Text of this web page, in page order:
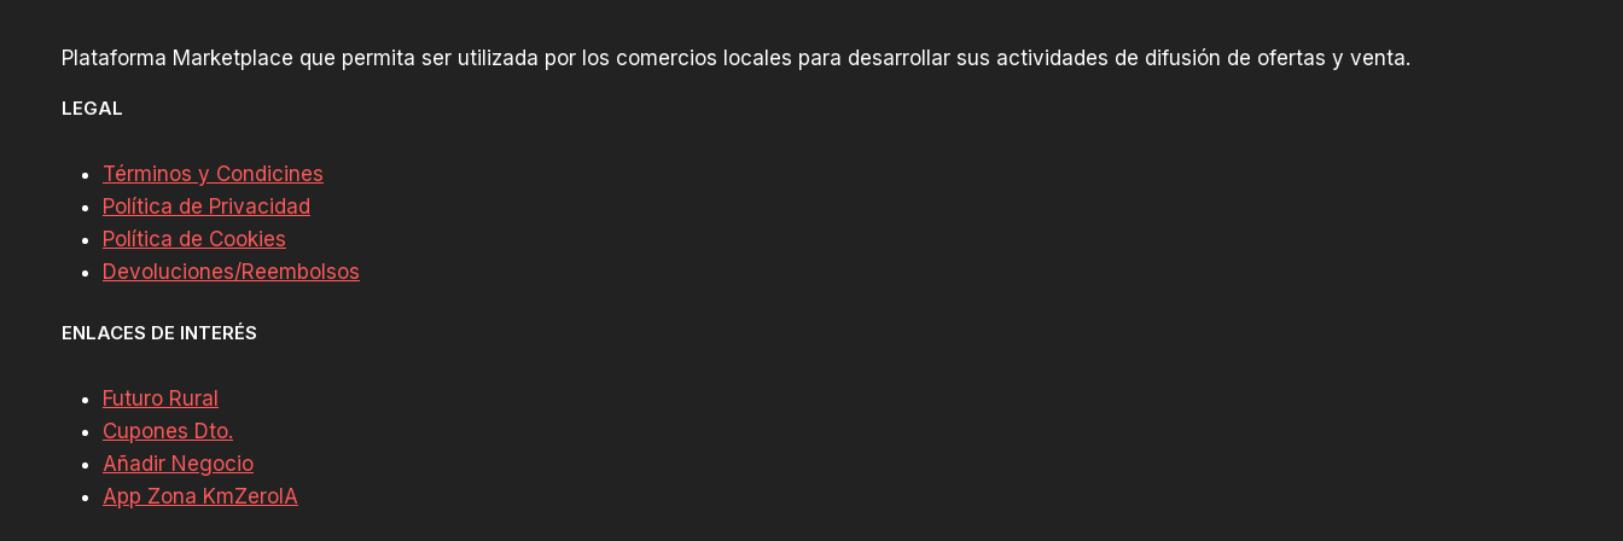
Plataforma Marketplace que permita ser utilizada por los comercios locales para desarrollar sus actividades de difusión de ofertas y venta.
LEGAL
Términos y Condicines
Política de Privacidad
Política de Cookies
Devoluciones/Reembolsos
ENLACES DE INTERÉS
Futuro Rural
Cupones Dto.
Añadir Negocio
App Zona KmZeroIA